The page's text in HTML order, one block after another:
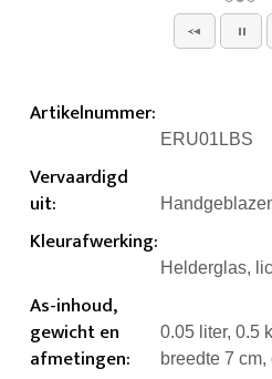
Artikelnummer:
ERU01LBS
Vervaardigd
uit:
Kleurafwerking:
Helderglas,
As-inhoud,
gewicht en
afmetingen:
0.05 liter, 0.5
breedte 7